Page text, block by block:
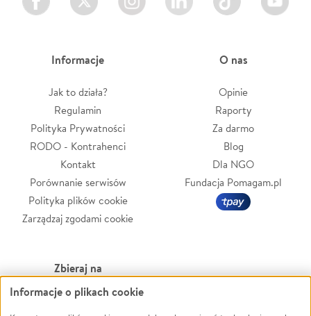
Informacje
Jak to działa?
Regulamin
Polityka Prywatności
RODO - Kontrahenci
Kontakt
Porównanie serwisów
Polityka plików cookie
Zarządzaj zgodami cookie
O nas
Opinie
Raporty
Za darmo
Blog
Dla NGO
Fundacja Pomagam.pl
Zbieraj na
Leczenie
Informacje o plikach cookie